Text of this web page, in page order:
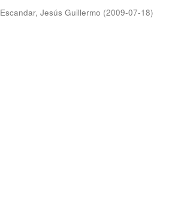
Jesús Guillermo (2009-07-18)